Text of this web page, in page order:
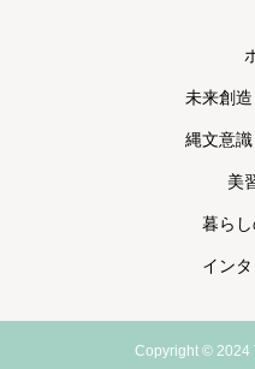
未来創
縄文意
美
暮ら
イン
Copyright © 2024